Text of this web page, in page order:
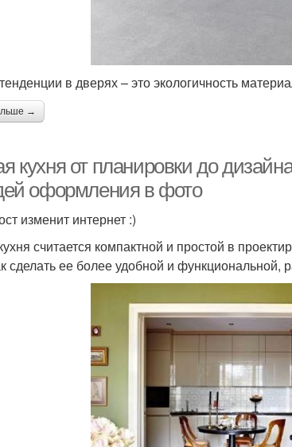
в дверях – это экологичность
→
кухня от планировки до
оформления в фото
изменит интернет :)
считается компактной и простой в
сделать ее более удобной и функциональной,